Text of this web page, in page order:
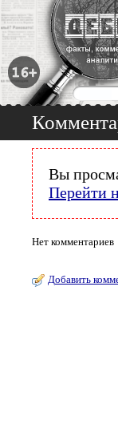
Вы
Перейти
Нет комментариев
Добавить